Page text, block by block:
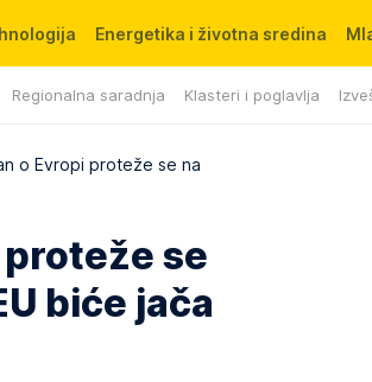
Regionalna saradnja Klasteri i poglavlja
Energetika i životna sredina
o Evropi proteže se na
se
biće jača